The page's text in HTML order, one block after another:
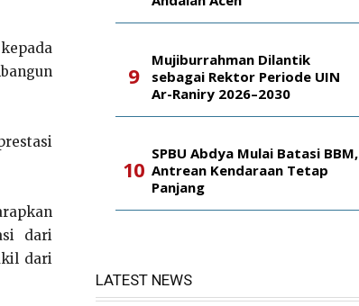
dari
dari
Mujiburrahman Dilantik
sebagai Rektor Periode UIN
Ar-Raniry 2026–2030
SPBU Abdya Mulai Batasi BBM,
Antrean Kendaraan Tetap
Panjang
LATEST NEWS